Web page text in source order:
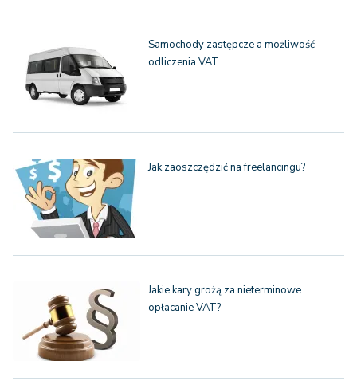
Samochody zastępcze a możliwość
odliczenia VAT
Jak zaoszczędzić na freelancingu?
Jakie kary grożą za nieterminowe
opłacanie VAT?